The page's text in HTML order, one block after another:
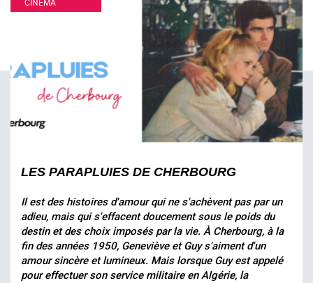
CINÉMA
LES PARAPLUIES DE CHERBOURG
Il est des histoires d'amour qui ne s'achèvent pas par un
adieu, mais qui s'effacent doucement sous le poids du
destin et des choix imposés par la vie. À Cherbourg, à la
fin des années 1950, Geneviève et Guy s'aiment d'un
amour sincère et lumineux. Mais lorsque Guy est appelé
pour effectuer son service militaire en Algérie, la